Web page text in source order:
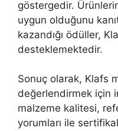
göstergedir.
uygun olduğunu
kazandığı ödüller,
desteklemektedir.
Sonuç olarak, Klafs
değerlendirmek için
malzeme kalitesi,
yorumları ile